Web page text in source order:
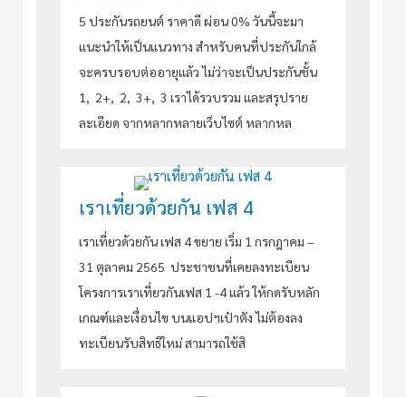
5 ประกันรถยนต์ ราคาดี ผ่อน 0% วันนี้จะมา
แนะนำให้เป็นแนวทาง สำหรับคนที่ประกันใกล้
จะครบรอบต่ออายุแล้ว ไม่ว่าจะเป็นประกันชั้น
1, 2+, 2, 3+, 3 เราได้รวบรวม และสรุปราย
ละเอียด จากหลากหลายเว็บไซต์ หลากหล
เราเที่ยวด้วยกัน เฟส 4
เราเที่ยวด้วยกัน เฟส 4 ขยาย เริ่ม 1 กรกฎาคม –
31 ตุลาคม 2565 ประชาชนที่เคยลงทะเบียน
โครงการเราเที่ยวกันเฟส 1 -4 แล้ว ให้กดรับหลัก
เกณฑ์และเงื่อนไข บนแอปฯเป๋าตัง ไม่ต้องลง
ทะเบียนรับสิทธิใหม่ สามารถใช้สิ